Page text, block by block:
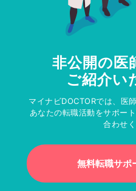
非公開の医
ご紹介い
マイナビDOCTORでは、医
あなたの転職活動をサポー
合わせく
無料転職サポ